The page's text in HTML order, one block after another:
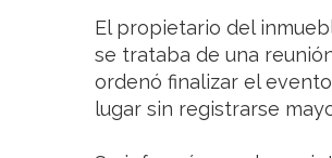
El propietario del
se trataba de una
ordenó finalizar el
lugar sin registrarse